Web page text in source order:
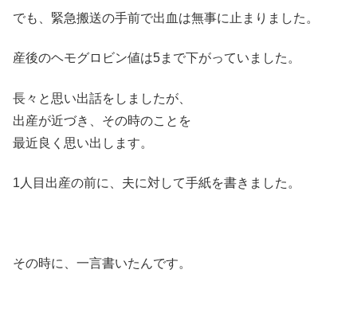
でも、緊急搬送の手前で出血は無事に止まりました。
産後のヘモグロビン値は5まで下がっていました。
長々と思い出話をしましたが、
出産が近づき、その時のことを
最近良く思い出します。
1人目出産の前に、夫に対して手紙を書きました。
その時に、一言書いたんです。